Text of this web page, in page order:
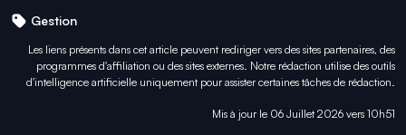
Gestion
Les liens présents dans cet article peuvent rediriger vers des sites partenaires, des
programmes d'affiliation ou des sites externes. Notre rédaction utilise des outils
d'intelligence artificielle uniquement pourassister certaines tâches de rédaction.
Mis à jour le 06 Juillet 2026 vers 10h51